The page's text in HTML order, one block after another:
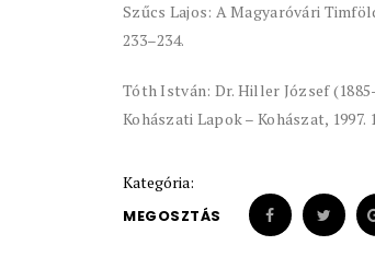
Szűcs Lajos: A Magyaróvári
233–234.
Tóth István: Dr. Hiller József
Kohászati Lapok – Kohászat, 1997.
Kategória:
MEGOSZTÁS